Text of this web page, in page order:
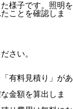
様子です。照明を
ことを確認しま
さい。
有料見積り」があ
金額を算出しま